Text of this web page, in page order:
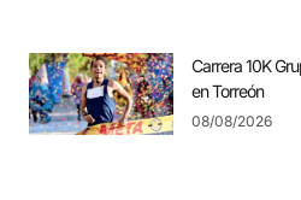
Carrera 10K
en Torreón
08/08/2026